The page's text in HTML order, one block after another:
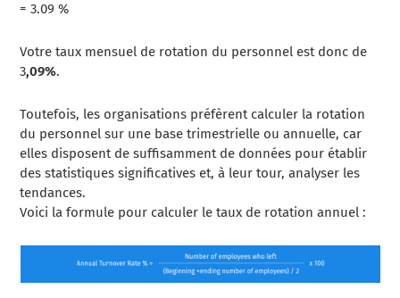
= 3.09 %
Votre taux mensuel de rotation du personnel est donc de
3,09%.
Toutefois, les organisations préfèrent calculer la rotation
du personnel sur une base trimestrielle ou annuelle, car
elles disposent de suffisamment de données pour établir
des statistiques significatives et, à leur tour, analyser les
tendances.
Voici la formule pour calculer le taux de rotation annuel :